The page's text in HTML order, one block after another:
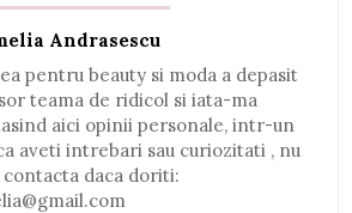
Andrasescu
pentru beauty si moda a depasit
teama de ridicol si iata-ma
aici opinii personale, intr-un
aveti intrebari sau curiozitati , nu
daca doriti: